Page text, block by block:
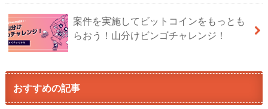
案件を実施してビットコインをもっとも
らおう！山分けビンゴチャレンジ！
おすすめの記事